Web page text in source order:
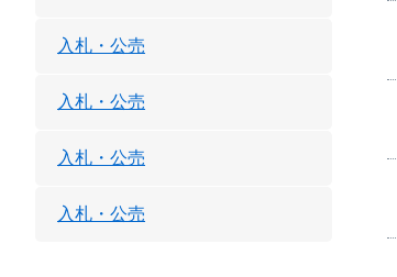
入札・公売
入札・公売
入札・公売
入札・公売